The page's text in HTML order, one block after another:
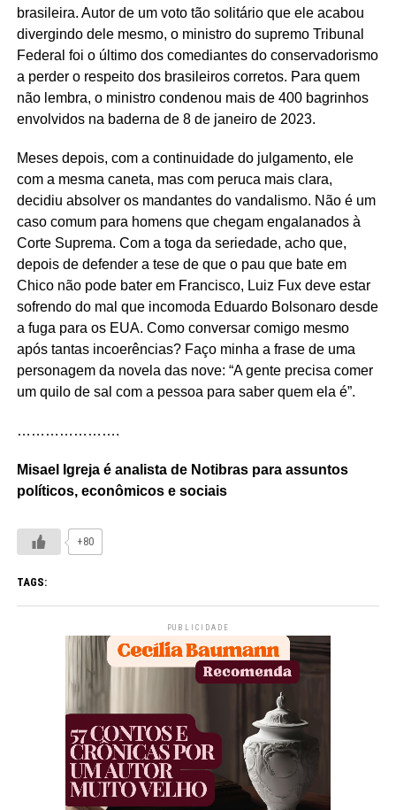
brasileira. Autor de um voto tão solitário que ele acabou
divergindo dele mesmo, o ministro do supremo Tribunal
Federal foi o último dos comediantes do conservadorismo
a perder o respeito dos brasileiros corretos. Para quem
não lembra, o ministro condenou mais de 400 bagrinhos
envolvidos na baderna de 8 de janeiro de 2023.
Meses depois, com a continuidade do julgamento, ele
com a mesma caneta, mas com peruca mais clara,
decidiu absolver os mandantes do vandalismo. Não é um
caso comum para homens que chegam engalanados à
Corte Suprema. Com a toga da seriedade, acho que,
depois de defender a tese de que o pau que bate em
Chico não pode bater em Francisco, Luiz Fux deve estar
sofrendo do mal que incomoda Eduardo Bolsonaro desde
a fuga para os EUA. Como conversar comigo mesmo
após tantas incoerências? Faço minha a frase de uma
personagem da novela das nove: “A gente precisa comer
um quilo de sal com a pessoa para saber quem ela é”.
………………….
Misael Igreja é analista de Notibras para assuntos
políticos, econômicos e sociais
+80
TAGS:
PUBLICIDADE